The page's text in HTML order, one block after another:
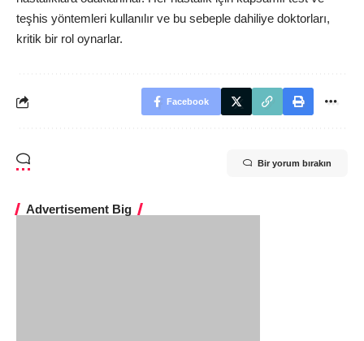
teşhis yöntemleri kullanılır ve bu sebeple dahiliye doktorları,
kritik bir rol oynarlar.
Facebook
Bir yorum bırakın
Advertisement Big